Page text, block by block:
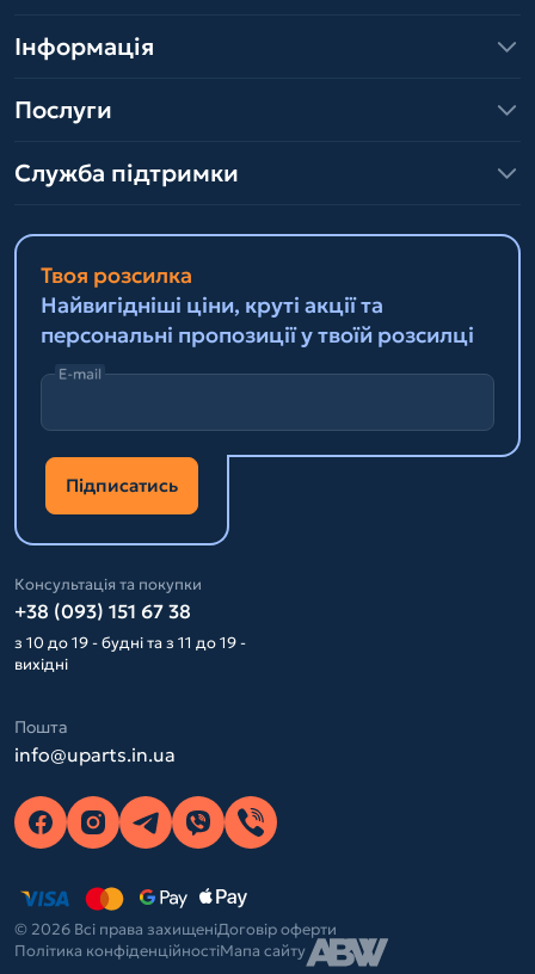
Інформація
Послуги
Служба підтримки
Твоя розсилка
Найвигідніші ціни, круті акції та
персональні пропозиції у твоїй розсилці
E-mail
Підписатись
Консультація та покупки
+38 (093) 151 67 38
з 10 до 19 - будні та з 11 до 19 -
вихідні
Пошта
info@uparts.in.ua
© 2026 Всі права захищеніДоговір оферти
Політика конфіденційностіМапа сайту